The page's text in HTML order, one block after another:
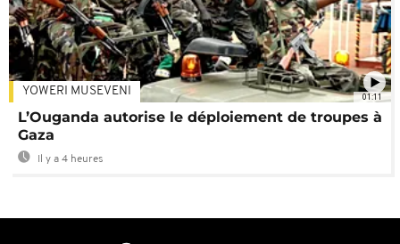
01:11
YOWERI MUSEVENI
L’Ouganda autorise le déploiement de troupes à
Gaza
Il y a 4 heures